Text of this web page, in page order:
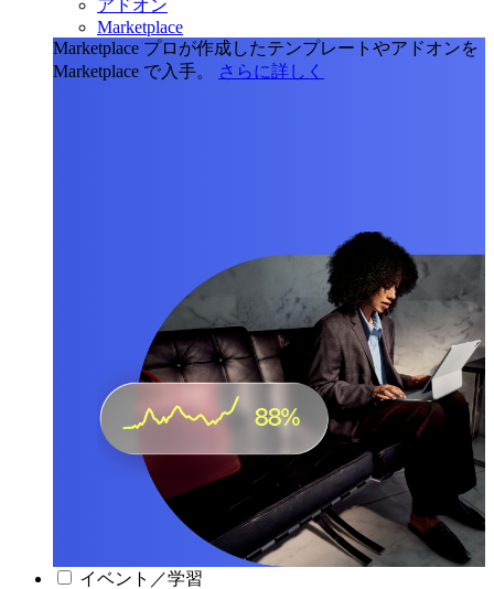
アドオン
Marketplace
Marketplace プロが作成したテンプレートやアドオンを
Marketplace で入手。
さらに詳しく
イベント／学習